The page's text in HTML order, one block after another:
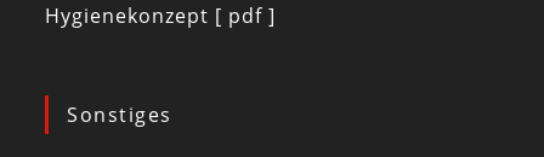
Hygienekonzept [ pdf ]
Sonstiges